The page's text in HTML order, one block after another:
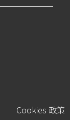
Cookies 政策